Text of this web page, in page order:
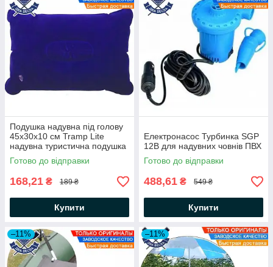
Подушка надувна під голову
45х30х10 см Tramp Lite
надувна туристична подушка
для кемпінгу подорожей
Готово до відправки
168,21 ₴ 189 ₴
Купити
Електронасос Турбинка SGP
12В для надувних човнів ПВХ
Готово до відправки
488,61 ₴ 549 ₴
Купити
–11% –11%